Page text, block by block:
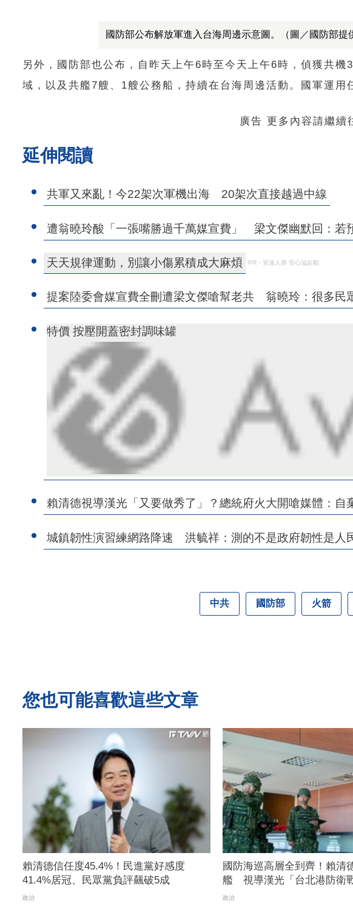
國防部公布解放軍進入台海周邊示意圖。（圖／國防部提
另外，國防部也公布，自昨天上午6時至今天上午6時，偵獲共
域，以及共艦7艘、1艘公務船，持續在台海周邊活動。國軍運用
廣告 更多內容請繼續
延伸閱讀
共軍又來亂！今22架次軍機出海 20架次直接越過中線
遭翁曉玲酸「一張嘴勝過千萬媒宣費」 梁文傑幽默回：若
天天規律運動，別讓小傷累積成大麻煩 PR・安達人壽 安心溢起動
提案陸委會媒宣費全刪遭梁文傑嗆幫老共 翁曉玲：很多民
特價 按壓開蓋密封調味罐
賴清德視導漢光「又要做秀了」？總統府火大開嗆媒體：自
城鎮韌性演習練網路降速 洪毓祥：測的不是政府韌性是人
中共 國防部 火箭
您也可能喜歡這些文章
賴清德信任度45.4%！民進黨好感度
41.4%居冠、民眾黨負評飆破5成
政治
國防海巡高層全到齊！賴清
艦 視導漢光「台北港防衛戰
政治